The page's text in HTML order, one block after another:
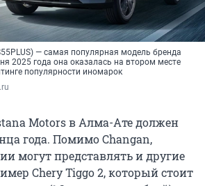
— самая популярная модель бренда
2025 года она оказалась на втором месте
популярности иномарок
Motors в Алма-Ате должен
года. Помимо Changan,
могут представлять и другие
Chery Tiggo 2, который стоит